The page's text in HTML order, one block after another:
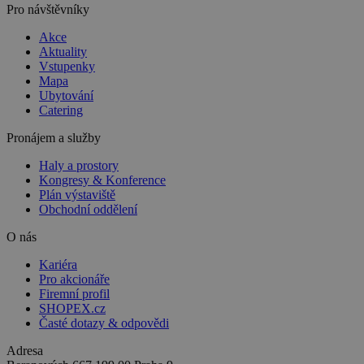
Pro návštěvníky
Akce
Aktuality
Vstupenky
Mapa
Ubytování
Catering
Pronájem a služby
Haly a prostory
Kongresy & Konference
Plán výstaviště
Obchodní oddělení
O nás
Kariéra
Pro akcionáře
Firemní profil
SHOPEX.cz
Časté dotazy & odpovědi
Adresa